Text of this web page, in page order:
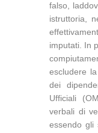
falso,
istruttoria,
imputati. In
escludere
dei
Ufficiali
verbali di
essendo gli